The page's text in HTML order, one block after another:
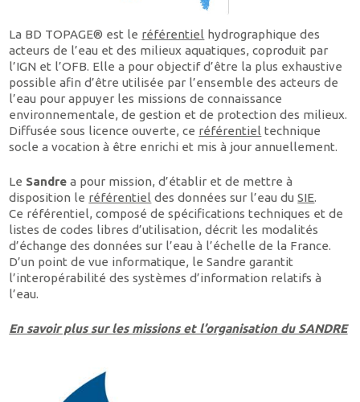
La BD TOPAGE® est le référentiel hydrographique des
acteurs de l’eau et des milieux aquatiques, coproduit par
l’IGN et l’OFB. Elle a pour objectif d’être la plus exhaustive
possible afin d’être utilisée par l’ensemble des acteurs de
l’eau pour appuyer les missions de connaissance
environnementale, de gestion et de protection des milieux.
Diffusée sous licence ouverte, ce référentiel technique
socle a vocation à être enrichi et mis à jour annuellement.
Le Sandrea pour mission, d’établir et de mettre à
disposition le référentiel des données sur l’eau duSIE.
Ce référentiel, composé de spécifications techniques et de
listes de codes libres d’utilisation, décrit les modalités
d’échange des données sur l’eau à l’échelle de la France.
D’un point de vue informatique, le Sandre garantit
l’interopérabilité des systèmes d’information relatifs à
l’eau.
En savoir plus sur les missions et l’organisation du SANDRE